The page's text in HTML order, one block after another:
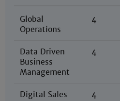
Global
Operations
4
Data Driven
Business
Management
4
Digital Sales 4